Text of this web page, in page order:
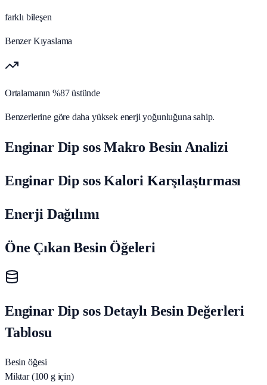
farklı bileşen
Benzer Kıyaslama
Ortalamanın %87 üstünde
Benzerlerine göre daha yüksek enerji yoğunluğuna sahip.
Enginar Dip sos Makro Besin Analizi
Enginar Dip sos Kalori Karşılaştırması
Enerji Dağılımı
Öne Çıkan Besin Öğeleri
Enginar Dip sos Detaylı Besin Değerleri
Tablosu
Besin öğesi
Miktar (100 g için)